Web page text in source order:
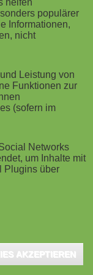
- Deutsche
in digitaler
Zukunftsfelder.
dass die
im
Die Founders
den
Startup-
zu
liegt Berlin als
helfen
populärer
Informationen,
nicht
Leistung von
Funktionen zur
(sofern im
Networks
um Inhalte mit
Plugins über
AKZEPTIEREN